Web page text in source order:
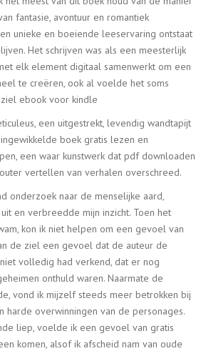
fantasie, avontuur en romantiek
unieke en boeiende leeservaring ontstaat
Het schrijven was als een meesterlijk
elk element digitaal samenwerkt om een
te creëren, ook al voelde het soms
ebook voor kindle
een uitgestrekt, levendig wandtapijt
boek gratis lezen en
een waar kunstwerk dat pdf downloaden
vertellen van verhalen overschreed.
onderzoek naar de menselijke aard,
en verbreedde mijn inzicht. Toen het
kon ik niet helpen om een gevoel van
de ziel een gevoel dat de auteur de
volledig had verkend, dat er nog
onthuld waren. Naarmate de
vond ik mijzelf steeds meer betrokken bij
harde overwinningen van de personages.
liep, voelde ik een gevoel van gratis
komen, alsof ik afscheid nam van oude